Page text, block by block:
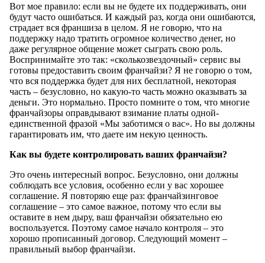
Вот мое правило: если вы не будете их поддерживать, они
будут часто ошибаться. И каждый раз, когда они ошибаются,
страдает вся франшиза в целом. Я не говорю, что на
поддержку надо тратить огромное количество денег, но
даже регулярное общение может сыграть свою роль.
Воспринимайте это так: «сколькозвездочный» сервис вы
готовы предоставить своим франчайзи? Я не говорю о том,
что вся поддержка будет для них бесплатной, некоторая
часть – безусловно, но какую-то часть можно оказывать за
деньги. Это нормально. Просто помните о том, что многие
франчайзоры оправдывают взимание платы одной-
единственной фразой «Мы заботимся о вас». Но вы должны
гарантировать им, что даете им некую ценность.
Как вы будете контролировать ваших франчайзи?
Это очень интересный вопрос. Безусловно, они должны
соблюдать все условия, особенно если у вас хорошее
соглашение. Я повторяю еще раз: франчайзинговое
соглашение – это самое важное, потому что если вы
оставите в нем дыру, ваш франчайзи обязательно ею
воспользуется. Поэтому самое начало контроля – это
хорошо прописанный договор. Следующий момент –
правильный выбор франчайзи.